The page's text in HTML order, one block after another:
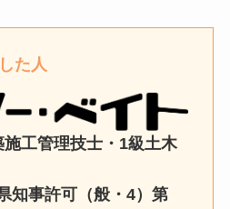
た人
工管理技士・1級土木
知事許可（般・4）第